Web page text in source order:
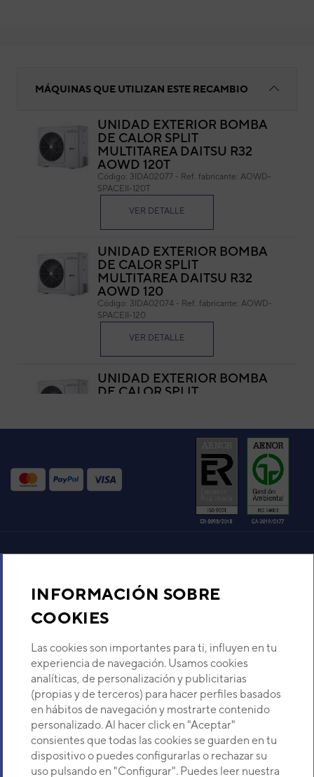
INFORMACIÓN SOBRE
COOKIES
Las cookies son importantes para ti, influyen en tu
experiencia de navegación. Usamos cookies
analíticas, de personalización y publicitarias
(propias y de terceros) para hacer perfiles basados
en hábitos de navegación y mostrarte contenido
personalizado. Al hacer click en "Aceptar"
consientes que todas las cookies se guarden en tu
dispositivo o puedes configurarlas o rechazar su
uso pulsando en "Configurar". Puedes leer nuestra
MÁQUINAS QUE UTILIZAN ESTE RECAMBIO
UNIDAD EXTERIOR BOMBA
DE CALOR SPLIT
MULTITAREA DAITSU R32
AOWD 120T
Código: 3IDA02077 - Ref. fabricante: AOWD-
SPACEII-120T
VER DETALLE
UNIDAD EXTERIOR BOMBA
DE CALOR SPLIT
MULTITAREA DAITSU R32
AOWD 120
Código: 3IDA02074 - Ref. fabricante: AOWD-
SPACEII-120
VER DETALLE
UNIDAD EXTERIOR BOMBA
DE CALOR SPLIT
Código:3IDA02078-Ref. fabricante:AOWD-
UNIDAD EXTERIOR BOMBA
DE CALOR SPLIT
Código:3IDA02075-Ref. fabricante:AOWD-
VER DETALLE
DE CALOR SPLIT
MULTITAREA DAITSU R32
AOWD 160
Código: 3IDA02076 - Ref. fabricante:AOWD-
SPACEII-160
VER DETALLE
UNIDAD EXTERIOR BOMBA
DE CALOR SPLIT
Sobre Nosotros
Descubre Eurofred
Dónde Estamos
¿Buscas un servicio técnico?